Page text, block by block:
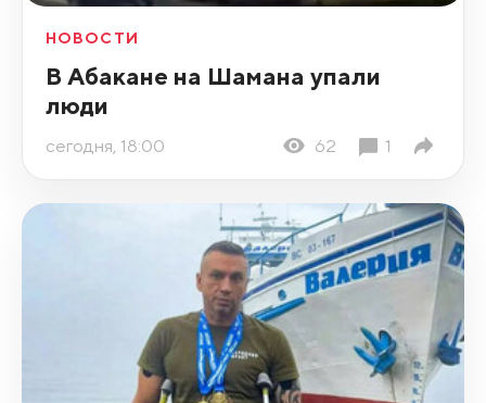
НОВОСТИ
В Абакане на Шамана упали
люди
сегодня, 18:00 62 1